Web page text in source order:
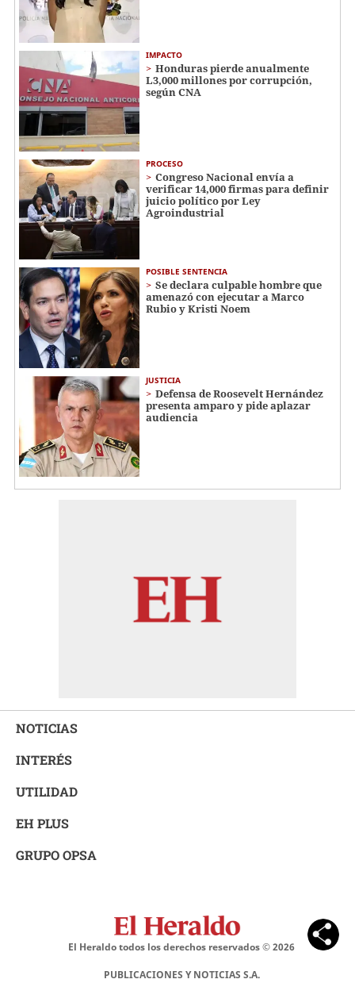
IMPACTO
Honduras pierde anualmente
L3,000 millones por corrupción,
según CNA
PROCESO
Congreso Nacional envía a
verificar 14,000 firmas para definir
juicio político por Ley
Agroindustrial
POSIBLE SENTENCIA
Se declara culpable hombre que
amenazó con ejecutar a Marco
Rubio y Kristi Noem
JUSTICIA
Defensa de Roosevelt Hernández
presenta amparo y pide aplazar
audiencia
NOTICIAS
INTERÉS
UTILIDAD
EH PLUS
GRUPO OPSA
El Heraldo todos los derechos reservados ©2026
PUBLICACIONES Y NOTICIAS S.A.